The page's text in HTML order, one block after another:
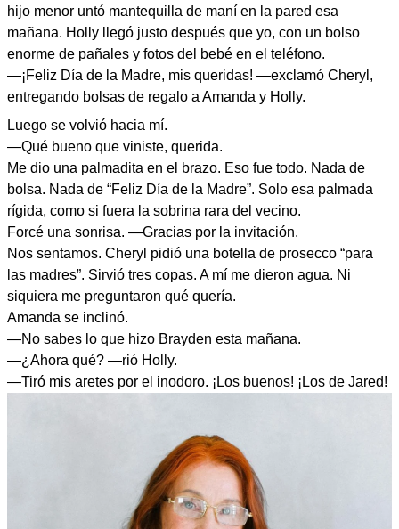
hijo menor untó mantequilla de maní en la pared esa
mañana. Holly llegó justo después que yo, con un bolso
enorme de pañales y fotos del bebé en el teléfono.
—¡Feliz Día de la Madre, mis queridas! —exclamó Cheryl,
entregando bolsas de regalo a Amanda y Holly.
Luego se volvió hacia mí.
—Qué bueno que viniste, querida.
Me dio una palmadita en el brazo. Eso fue todo. Nada de
bolsa. Nada de “Feliz Día de la Madre”. Solo esa palmada
rígida, como si fuera la sobrina rara del vecino.
Forcé una sonrisa. —Gracias por la invitación.
Nos sentamos. Cheryl pidió una botella de prosecco “para
las madres”. Sirvió tres copas. A mí me dieron agua. Ni
siquiera me preguntaron qué quería.
Amanda se inclinó.
—No sabes lo que hizo Brayden esta mañana.
—¿Ahora qué? —rió Holly.
—Tiró mis aretes por el inodoro. ¡Los buenos! ¡Los de Jared!